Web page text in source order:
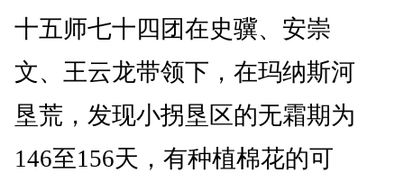
十五师七十四团在史骥、安崇
文、王云龙带领下，在玛纳斯河
垦荒，发现小拐垦区的无霜期为
146至156天，有种植棉花的可